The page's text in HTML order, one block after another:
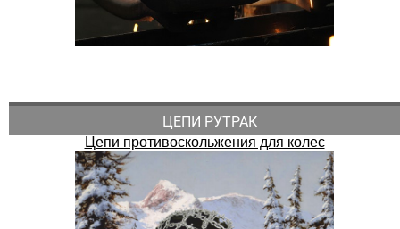
ЦЕПИ РУТРАК
Цепи противоскольжения для колес